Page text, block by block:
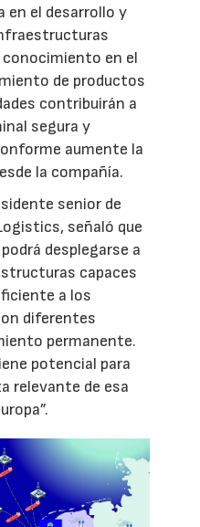
en el desarrollo y
en el
de productos
contribuirán a
segura y
aumente la
la compañía.
senior de
señaló que
desplegarse a
capaces
a los
diferentes
permanente.
potencial para
relevante de esa